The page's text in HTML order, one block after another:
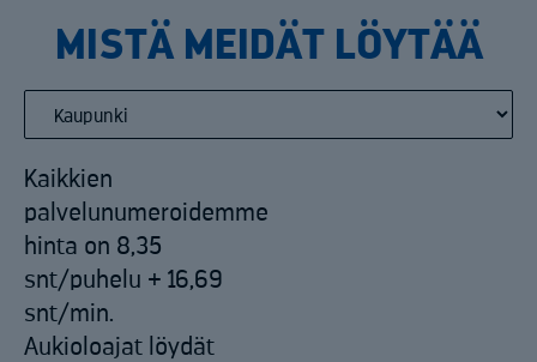
MISTÄ MEIDÄT LÖYTÄÄ
Kaikkien
palvelunumeroidemme
hinta on 8,35
snt/puhelu + 16,69
snt/min.
Aukioloajat löydät